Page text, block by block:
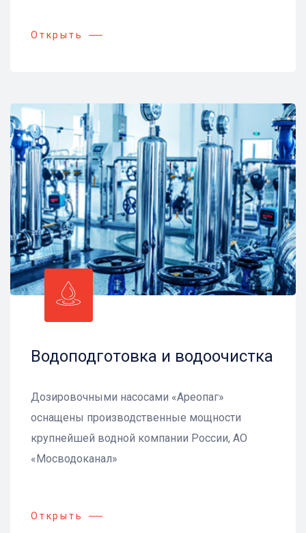
Открыть
Водоподготовка и водоочистка
Дозировочными насосами «Ареопаг»
оснащены производственные мощности
крупнейшей водной компании России, АО
«Мосводоканал»
Открыть